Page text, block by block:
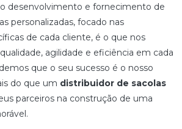
desenvolvimento e fornecimento de
personalizadas, focado nas
de cada cliente, é o que nos
agilidade e eficiência em cada
que o seu sucesso é o nosso
do que um distribuidor de sacolas
parceiros na construção de uma